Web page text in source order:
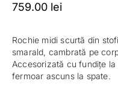
759.00 lei
Rochie midi scurtă din
smarald, cambrată pe
Accesorizată cu fundițe
fermoar ascuns la spate.